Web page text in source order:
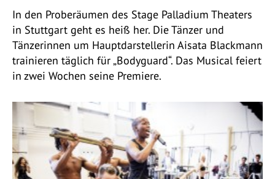
In den Proberäumen des Stage Palladium Theaters
in Stuttgart geht es heiß her. Die Tänzer und
Tänzerinnen um Hauptdarstellerin Aisata Blackmann
trainieren täglich für „Bodyguard“. Das Musical feiert
in zwei Wochen seine Premiere.